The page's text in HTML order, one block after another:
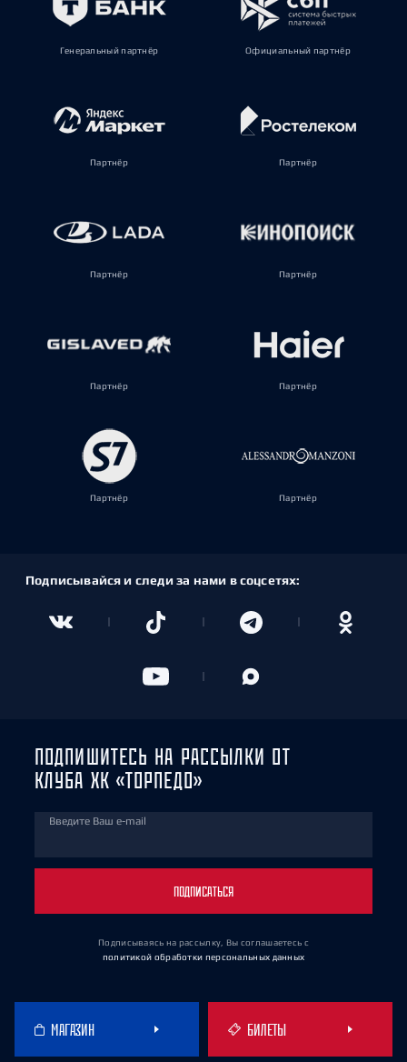
Генеральный партнёр Официальный партнёр
Партнёр Партнёр
Партнёр Партнёр
Партнёр Партнёр
Партнёр Партнёр
Подписывайся и следи за нами в соцсетях:
ПОДПИШИТЕСЬ НА РАССЫЛКИ ОТ
КЛУБА ХК «ТОРПЕДО»
Введите Ваш e-mail
ПОДПИСАТЬСЯ
Подписываясь на рассылку, Вы соглашаетесь с
политикой обработки персональных данных
МАГАЗИН БИЛЕТЫ